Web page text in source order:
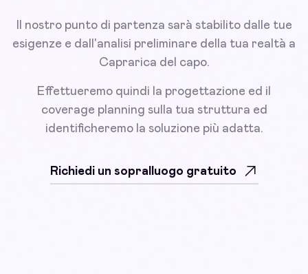
Il nostro punto di partenza sarà stabilito dalle tue
esigenze e dall'analisi preliminare della tua realtà a
Caprarica del capo.
Effettueremo quindi la progettazione ed il
coverage planning sulla tua struttura ed
identificheremo la soluzione più adatta.
Richiedi un sopralluogo gratuito